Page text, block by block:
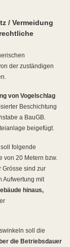
/ Vermeidung
der zuständigen
von Vogelschlag
Beschichtung
a BauGB.
beigefügt.
soll folgende
von 20 Metern bzw.
Grösse sind zur
Aufwertung mit
hinaus,
soll die
die Betriebsdauer